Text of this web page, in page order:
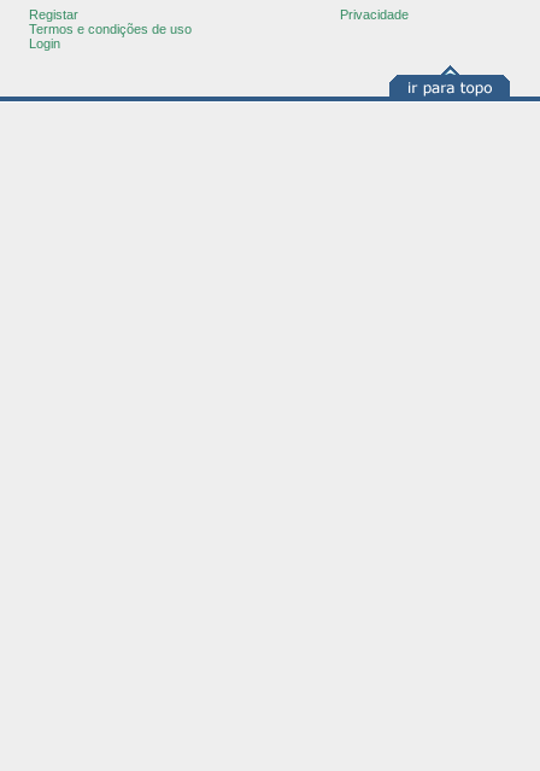
Registar
Termos e condições de uso
Login
Privacidade